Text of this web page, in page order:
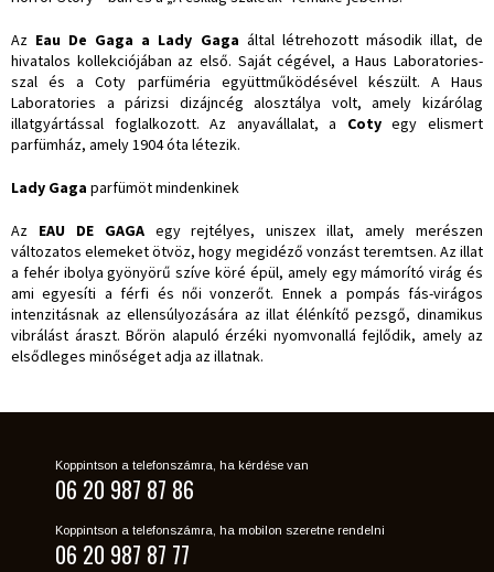
Az Eau De Gaga a Lady Gaga által létrehozott második illat, de
hivatalos kollekciójában az első. Saját cégével, a Haus Laboratories-
szal és a Coty parfüméria együttműködésével készült. A Haus
Laboratories a párizsi dizájncég alosztálya volt, amely kizárólag
illatgyártással foglalkozott. Az anyavállalat, a Cotyegy elismert
parfümház, amely 1904 óta létezik.
Lady Gaga parfümöt mindenkinek
Az EAU DE GAGAegy rejtélyes, uniszex illat, amely merészen
változatos elemeket ötvöz, hogy megidéző vonzást teremtsen. Az illat
a fehér ibolya gyönyörű szíve köré épül, amely egy mámorító virág és
ami egyesíti a férfi és női vonzerőt. Ennek a pompás fás-virágos
intenzitásnak az ellensúlyozására az illat élénkítő pezsgő, dinamikus
vibrálást áraszt. Bőrön alapuló érzéki nyomvonallá fejlődik, amely az
elsődleges minőséget adja az illatnak.
Koppintson a telefonszámra, ha kérdése van
06 20 987 87 86
Koppintson a telefonszámra, ha mobilon szeretne rendelni
06 20 987 87 77